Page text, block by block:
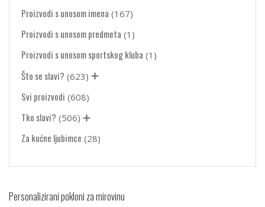
Proizvodi s unosom imena (167)
Proizvodi s unosom predmeta (1)
Proizvodi s unosom sportskog kluba (1)
Što se slavi? (623)
Svi proizvodi (608)
Tko slavi? (506)
Za kućne ljubimce (28)
Personalizirani pokloni za mirovinu